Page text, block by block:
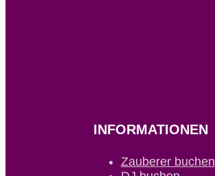
INFORMATIONEN
Zauberer buchen